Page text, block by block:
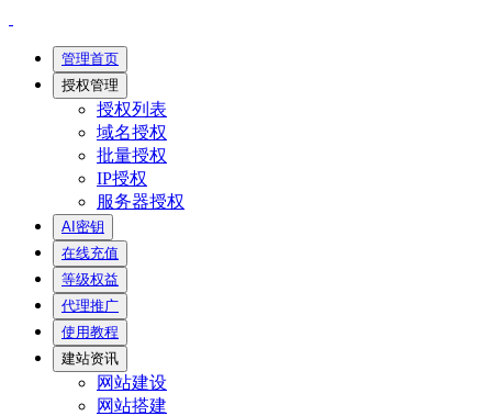
管理首页
授权管理
授权列表
域名授权
批量授权
IP授权
服务器授权
AI密钥
在线充值
等级权益
代理推广
使用教程
建站资讯
网站建设
网站搭建